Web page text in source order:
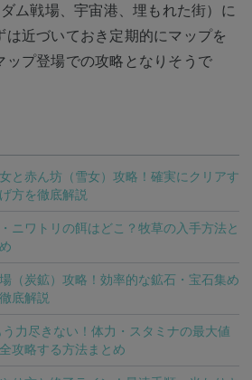
ム戦場、宇宙港、埋もれた街）に
は近づいておき定期的にマップを
ップ登場での攻略となりそうで
と赤ん坊（雪女）攻略！確実にクリアす
方を徹底解説
ニワトリの餌はどこ？牧草の入手方法と
（炭鉱）攻略！効率的な鉱石・宝石集め
底解説
う力尽きない！体力・スタミナの最大値
攻略する方法まとめ